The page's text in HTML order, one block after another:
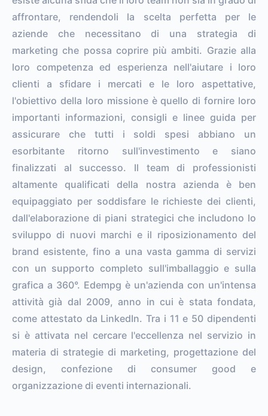
affrontare, rendendoli la scelta perfetta per le
aziende che necessitano di una strategia di
marketing che possa coprire più ambiti. Grazie alla
loro competenza ed esperienza nell'aiutare i loro
clienti a sfidare i mercati e le loro aspettative,
l'obiettivo della loro missione è quello di fornire loro
importanti informazioni, consigli e linee guida per
assicurare che tutti i soldi spesi abbiano un
esorbitante ritorno sull'investimento e siano
finalizzati al successo. Il team di professionisti
altamente qualificati della nostra azienda è ben
equipaggiato per soddisfare le richieste dei clienti,
dall'elaborazione di piani strategici che includono lo
sviluppo di nuovi marchi e il riposizionamento del
brand esistente, fino a una vasta gamma di servizi
con un supporto completo sull'imballaggio e sulla
grafica a 360°. Edempg è un'azienda con un'intensa
attività già dal 2009, anno in cui è stata fondata,
come attestato da LinkedIn. Tra i 11 e 50 dipendenti
si è attivata nel cercare l'eccellenza nel servizio in
materia di strategie di marketing, progettazione del
design, confezione di consumer good e
organizzazione di eventi internazionali.